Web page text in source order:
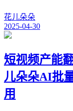
花儿朵朵
2025-04-30
短视频产能
儿朵朵AI批
用